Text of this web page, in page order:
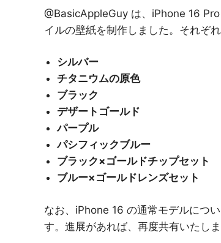
@BasicAppleGuy は、iPhone 16
イルの壁紙を制作しました。それぞ
シルバー
チタニウムの原色
ブラック
デザートゴールド
パープル
パシフィックブルー
ブラック×ゴールドチップセット
ブルー×ゴールドレンズセット
なお、iPhone 16 の通常モデルにつ
す。進展があれば、再度共有いたしま